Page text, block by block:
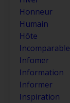
Honneur
Humain
Hôte
Incomparable
Infomer
Information
Informer
Inspiration